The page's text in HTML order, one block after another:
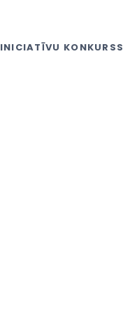
INICIATĪVU KONKURSS